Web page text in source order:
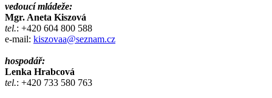
vedoucí mládeže:
Mgr. Aneta Kiszová
tel.: +420 604 800 588
e-mail: kiszovaa@seznam.cz
hospodář:
Lenka Hrabcová
tel.: +420 733 580 763